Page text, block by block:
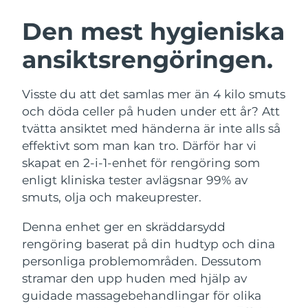
Den mest hygieniska
ansiktsrengöringen.
Visste du att det samlas mer än 4 kilo smuts
och döda celler på huden under ett år? Att
tvätta ansiktet med händerna är inte alls så
effektivt som man kan tro. Därför har vi
skapat en 2-i-1-enhet för rengöring som
enligt kliniska tester avlägsnar 99% av
smuts, olja och makeuprester.
Denna enhet ger en skräddarsydd
rengöring baserat på din hudtyp och dina
personliga problemområden. Dessutom
stramar den upp huden med hjälp av
guidade massagebehandlingar för olika
LUNA™ 4-paket
Anti-aging massage
LUNA™ 4 Plus
Massage, LED heating
LUNA™ 4 Men
For men, anti-aging massage
BEAR™ 2-paket
Microcurrent toning
BEAR™ 2 go
Microcurrent toning on-the-go
BEAR™ 2 eyes & lips
Microcurrent line smoothing device
Återfuktning
UFO™ 3-paket
Deep facial hydration
UFO™ 3 LED
Near-infrared and red light therapy
device
Munvård
issa™ 4
Hybrid silicone sonic toothbrush
issa™ 4 plus
Smart hybrid silicone sonic toothbrush
FAQ™ ANTI-AGING-BEHANDLING
Anti-aging LED-behandlingar
NEW
Australien Förväntad leverans 12/08/2026
Österrike
Förväntad leverans
09/08/2026
Bahrain Förväntad leverans10/08/2026
Belgien
Förväntad leverans
09/08/2026
Bermuda Förväntad leverans
Bosnien och
Hercegovina
Brunei Förväntad leverans14/08/2026
Bulgarien
Förväntad leverans
09/08/2026